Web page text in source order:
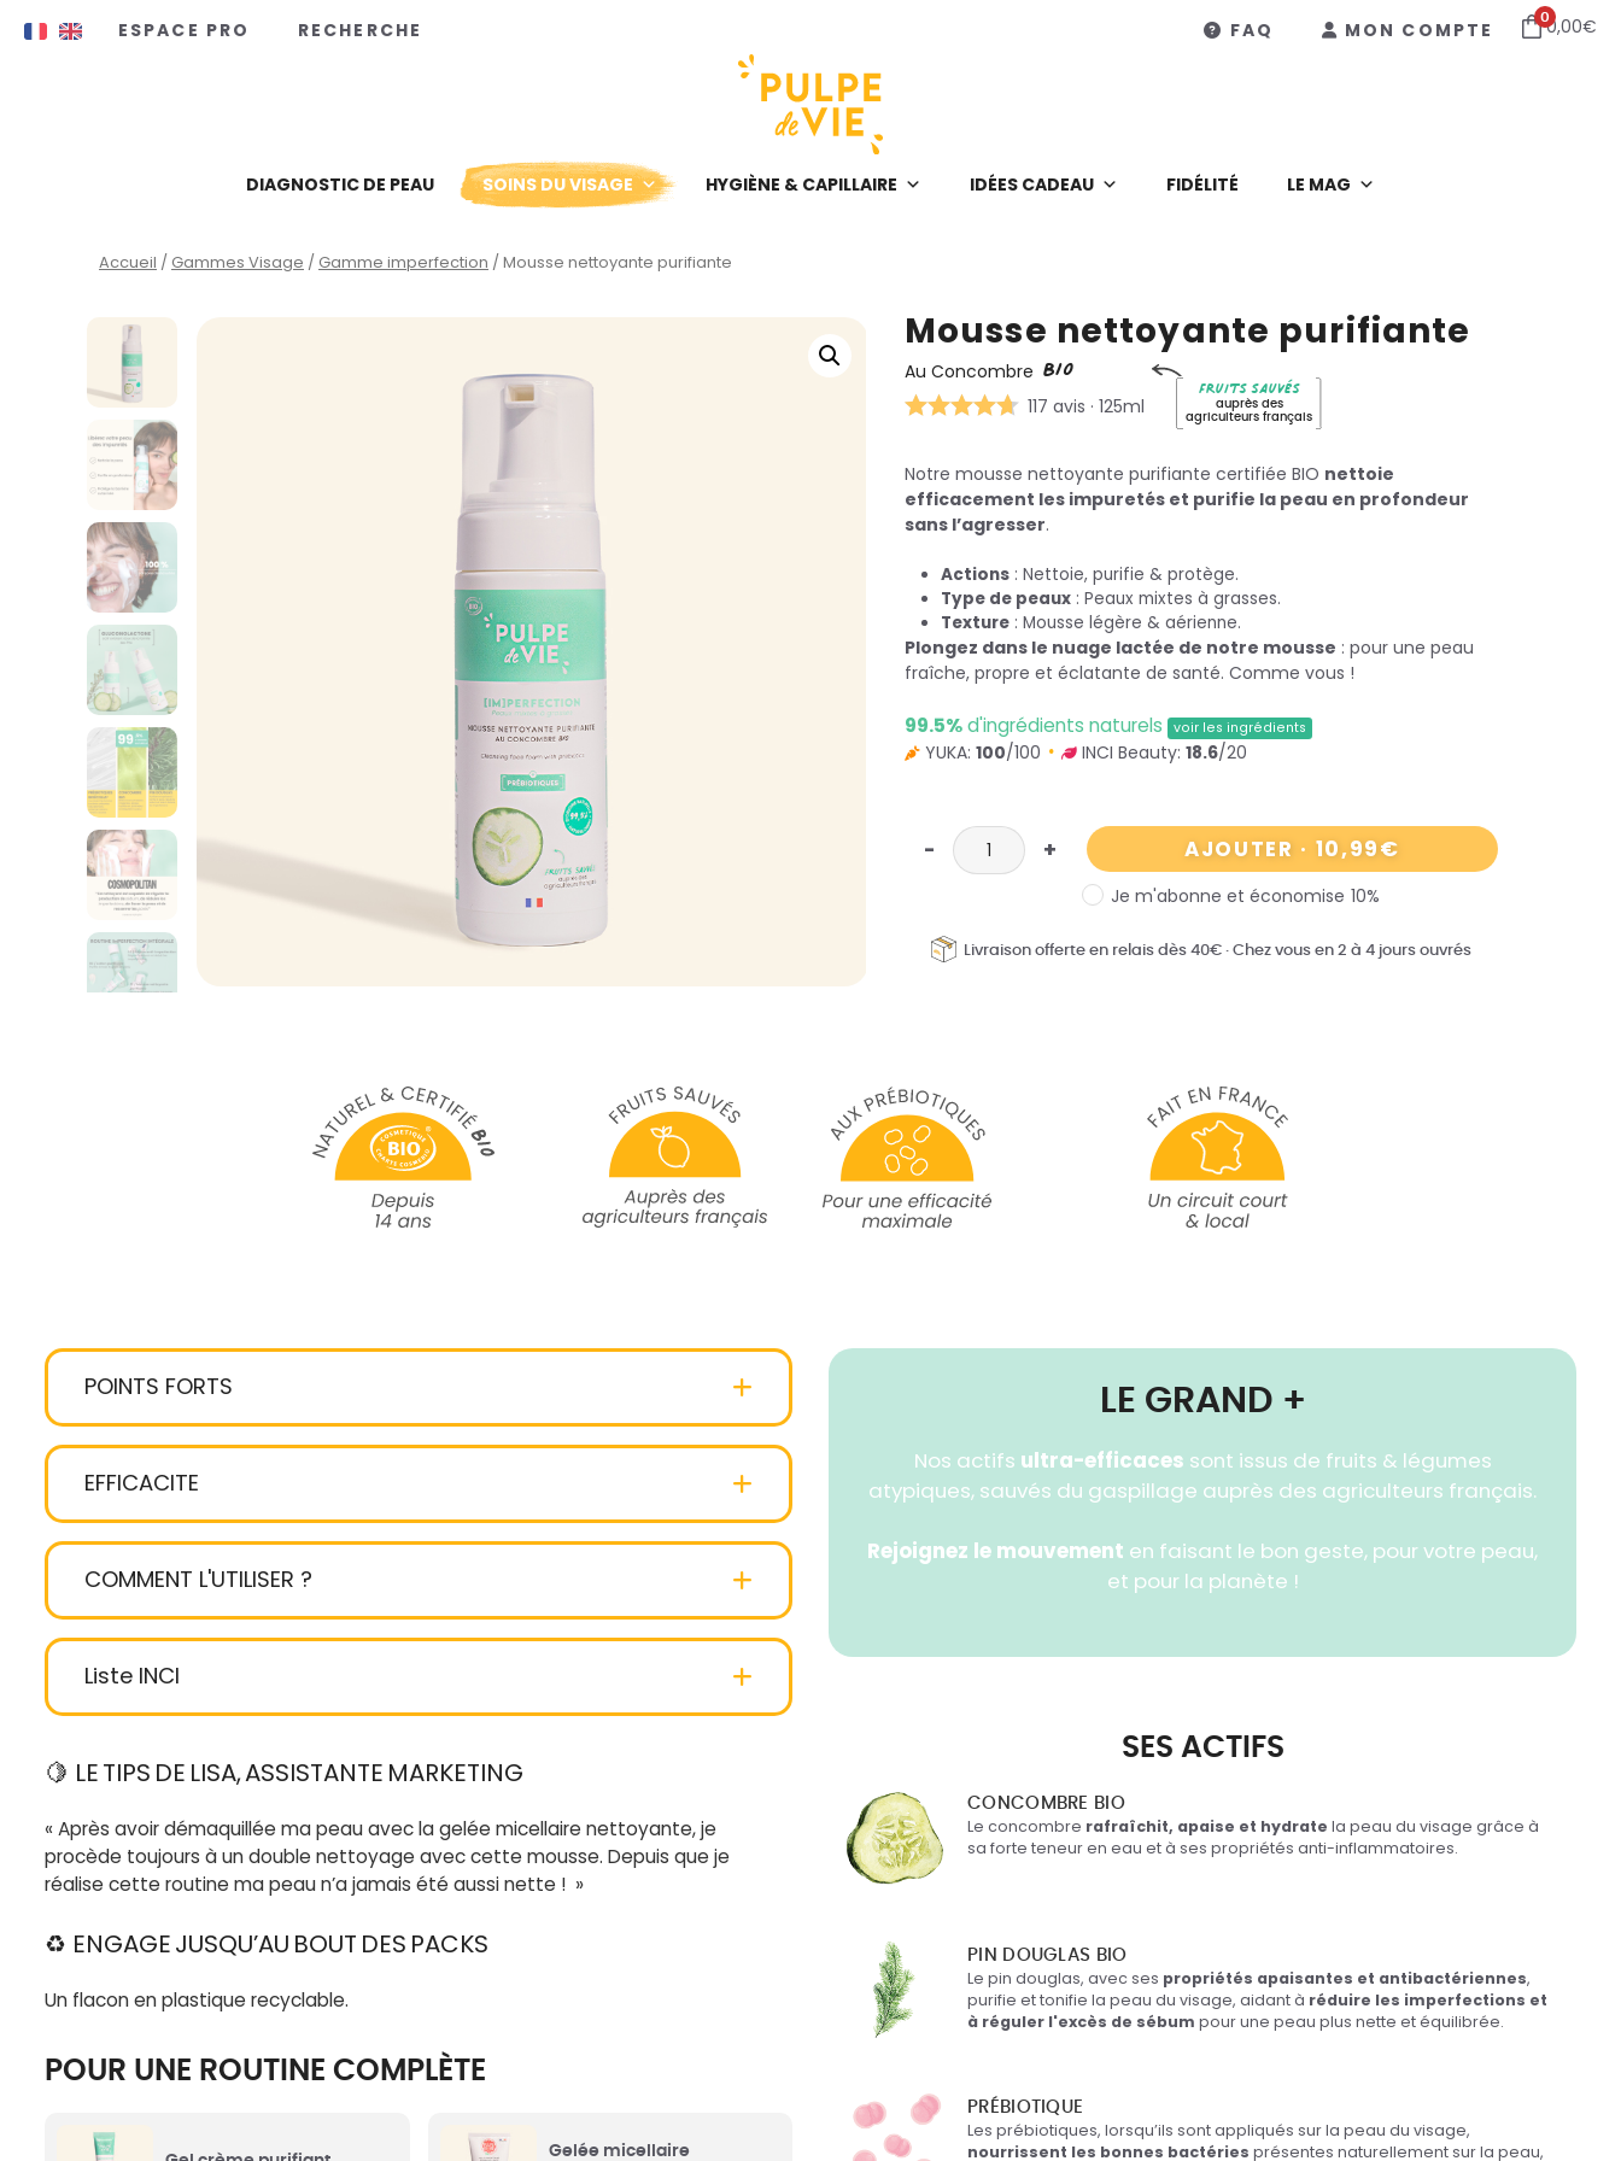
ESPACE PRO RECHERCHE FAQ MON COMPTE
00,00€
DIAGNOSTIC DE PEAU SOINS DU VISAGE HYGIÈNE & CAPILLAIRE IDÉES CADEAU FIDÉLITÉ LE MAG
Accueil / Gammes Visage / Gamme imperfection / Mousse nettoyante purifiante
Mousse nettoyante purifiante
Au Concombre BIO Fruits sauvés
auprès des
agriculteurs français
117 avis · 125ml
Notre mousse nettoyante purifiante certifiée BIO nettoie
efficacement les impuretés et purifie la peau en profondeur
sans l’agresser.
Actions : Nettoie, purifie & protège.
Type de peaux : Peaux mixtes à grasses.
Texture : Mousse légère & aérienne.
Plongez dans le nuage lactée de notre mousse : pour une peau
fraîche, propre et éclatante de santé. Comme vous !
99.5%d'ingrédients naturels voir les ingrédients
YUKA: 100/100 INCI Beauty: 18.6/20
AJOUTER · 10,99€
Je m'abonne et économise 10%
Livraison offerte en relais dès 40€·Chez vous en 2 à 4 jours ouvrés
POINTS FORTS
mousse aérienne ultra-
EFFICACITE
COMMENT L'UTILISER ?
Liste INCI
Aqua (Water): Eau, comme celle
Oregon) Branch Water*
Douglas), rafraîchit et purifie.
Coco-glucoside : D’origine
mousse. En plus il nettoie votre
intensément la peau.
préférez. On vous laisse choisir).
Issu de graisses végétales, il
Parfum (Fragrance)
d’origine naturelle.
🍋 LE TIPS DE LISA, ASSISTANTE MARKETING
« Après avoir démaquillée ma peau avec la gelée micellaire nettoyante, je
procède toujours à un double nettoyage avec cette mousse. Depuis que je
réalise cette routine ma peau n’a jamais été aussi nette ! »
♻ ENGAGE JUSQU’AU BOUT DES PACKS
Un flacon en plastique recyclable.
POUR UNE ROUTINE COMPLÈTE
Gelée micellaire
LE GRAND +
Nos actifs ultra-efficaces sont issus de fruits & légumes
atypiques, sauvés du gaspillage auprès des agriculteurs français.
Rejoignez le mouvement en faisant le bon geste, pour votre peau,
et pour la planète !
SES ACTIFS
CONCOMBRE BIO
Le concombre rafraîchit, apaise et hydrate la peau du visage grâce à
sa forte teneur en eau et à ses propriétés anti-inflammatoires.
PIN DOUGLAS BIO
Le pin douglas, avec ses propriétés apaisantes et antibactériennes,
purifie et tonifie la peau du visage, aidant à réduire les imperfections et
à réguler l'excès de sébum pour une peau plus nette et équilibrée.
PRÉBIOTIQUE
Les prébiotiques, lorsqu’ils sont appliqués sur la peau du visage,
nourrissent les bonnes bactéries présentes naturellement sur la peau,